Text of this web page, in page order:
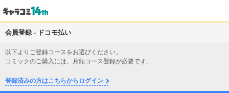
会員登録 - ドコモ払い
以下よりご登録コースをお選びください。
コミックのご購入には、月額コース登録が必要です。
登録済みの方はこちらからログイン